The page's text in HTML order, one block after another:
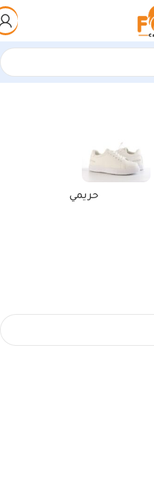
رجالية يومية سوداء سادة”
حريمي